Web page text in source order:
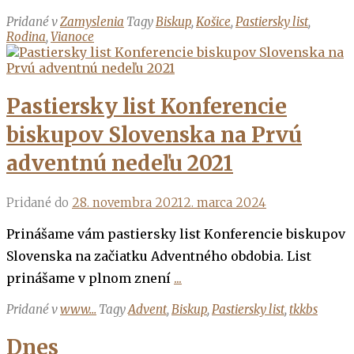
Pridané vZamyslenia Tagy Biskup, Košice, Pastiersky list,
Rodina, Vianoce
Pastiersky list Konferencie
biskupov Slovenska na Prvú
adventnú nedeľu 2021
Pridané do 28. novembra 20212. marca 2024
Prinášame vám pastiersky list Konferencie biskupov
Slovenska na začiatku Adventného obdobia. List
prinášame v plnom znení ...
Pridané vwww... TagyAdvent,Biskup,Pastiersky list,tkkbs
Dnes